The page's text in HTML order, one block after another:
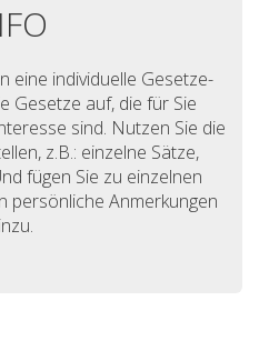
eine individuelle Gesetze-
Gesetze auf, die für Sie
sind. Nutzen Sie die
z.B.: einzelne Sätze,
fügen Sie zu einzelnen
persönliche Anmerkungen